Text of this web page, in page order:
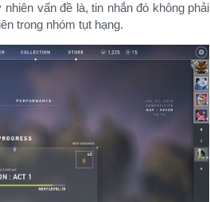
vấn đề là, tin nhắn đó không phải
trong nhóm tụt hạng.​